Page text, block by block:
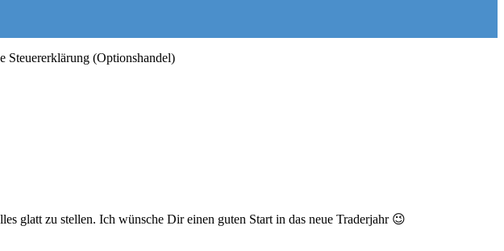
Steuererklärung (Optionshandel)
glatt zu stellen. Ich wünsche Dir einen guten Start in das neue Traderjahr 😉